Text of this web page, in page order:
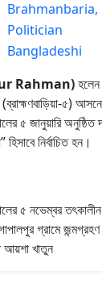
Brahmanbaria,
Politician
Bangladeshi
Rahman)
৫)
৫ জানুয়ারি অনুষ্ঠিত
নির্বাচিত হন।
৫ নভেম্বর তৎকালীন
গ্রামে
আয়শা খাতুন